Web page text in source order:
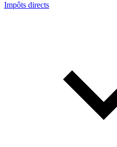
Impôts directs